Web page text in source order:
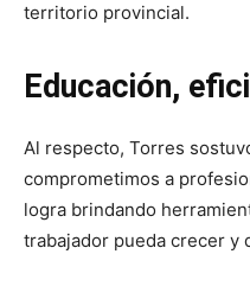
territorio provincial.
Educación,
Al respecto, Torres
comprometimos a
logra brindando
trabajador pueda crecer y